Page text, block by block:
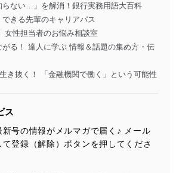
らない…」を解消！銀行実務用語大百科
できる先輩のキャリアパス
女性担当者のお悩み相談室
がる！ 達人に学ぶ 情報＆話題の集め方・伝
き抜く！ 「金融機関で働く」という可能性
ス
号の情報がメルマガで届く♪ メール
登録（解除）ボタンを押してくださ